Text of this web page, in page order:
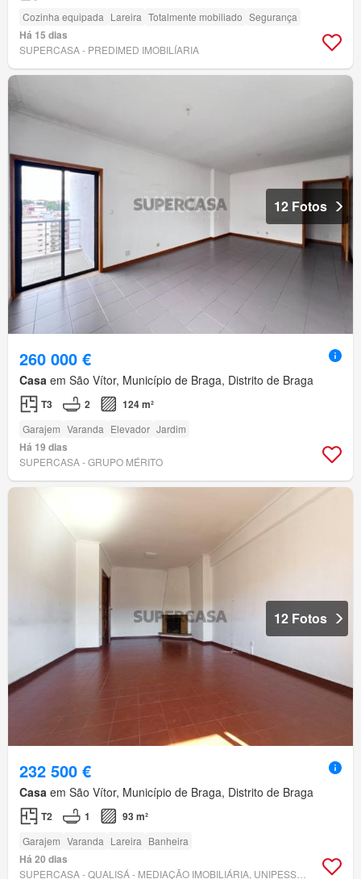
Cozinha equipada Lareira Totalmente mobiliado Segurança
Há 15 dias
SUPERCASA - PREDIMED IMOBILÍARIA
12 Fotos
260 000 €
Casa em São Vítor, Município de Braga, Distrito de Braga
T3 2 124 m²
Garajem Varanda Elevador Jardim
Há 19 dias
SUPERCASA - GRUPO MÉRITO
12 Fotos
232 500 €
Casa em São Vítor, Município de Braga, Distrito de Braga
T2 1 93 m²
Garajem Varanda Lareira Banheira
Há 20 dias